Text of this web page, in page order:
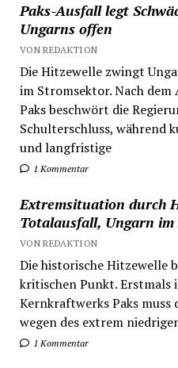
Paks-Ausfall legt
Ungarns offen
VON REDAKTION
Die Hitzewelle zwingt
im Stromsektor. Nach
Paks beschwört die
Schulterschluss, während
und langfristige
1 Kommentar
Extremsituation durch
Totalausfall, Ungarn
VON REDAKTION
Die historische Hitzewelle
kritischen Punkt. Erstmals
Kernkraftwerks Paks
wegen des extrem
1 Kommentar